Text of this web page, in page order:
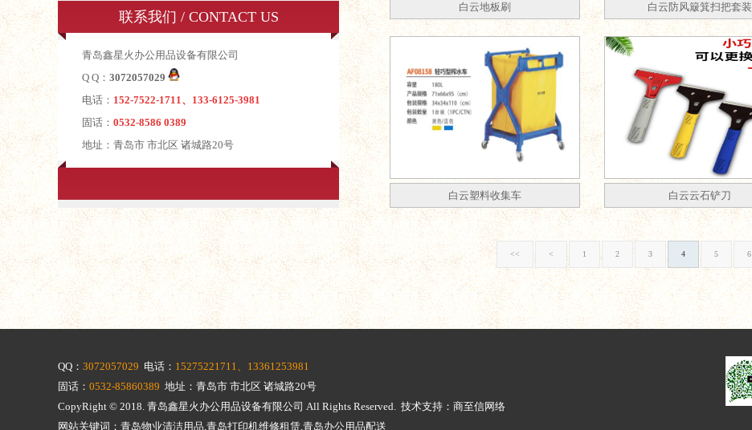
联系我们 / CONTACT US
青岛鑫星火办公用品设备有限公司
Q Q： 3072057029
电话： 152-7522-1711、133-6125-3981
固话： 0532-8586 0389
地址：青岛市 市北区 诸城路20号
白云地板刷 白云防风簸箕扫把套装
白云塑料收集车 白云云石铲刀
<< < 1 2 3 4 5 6
QQ： 3072057029 电话： 15275221711、13361253981
固话： 0532-85860389 地址：青岛市 市北区 诸城路20号
CopyRight © 2018. 青岛鑫星火办公用品设备有限公司 All Rights Reserved. 技术支持：商至信网络
网站关键词：青岛物业清洁用品,青岛打印机维修租赁,青岛办公用品配送